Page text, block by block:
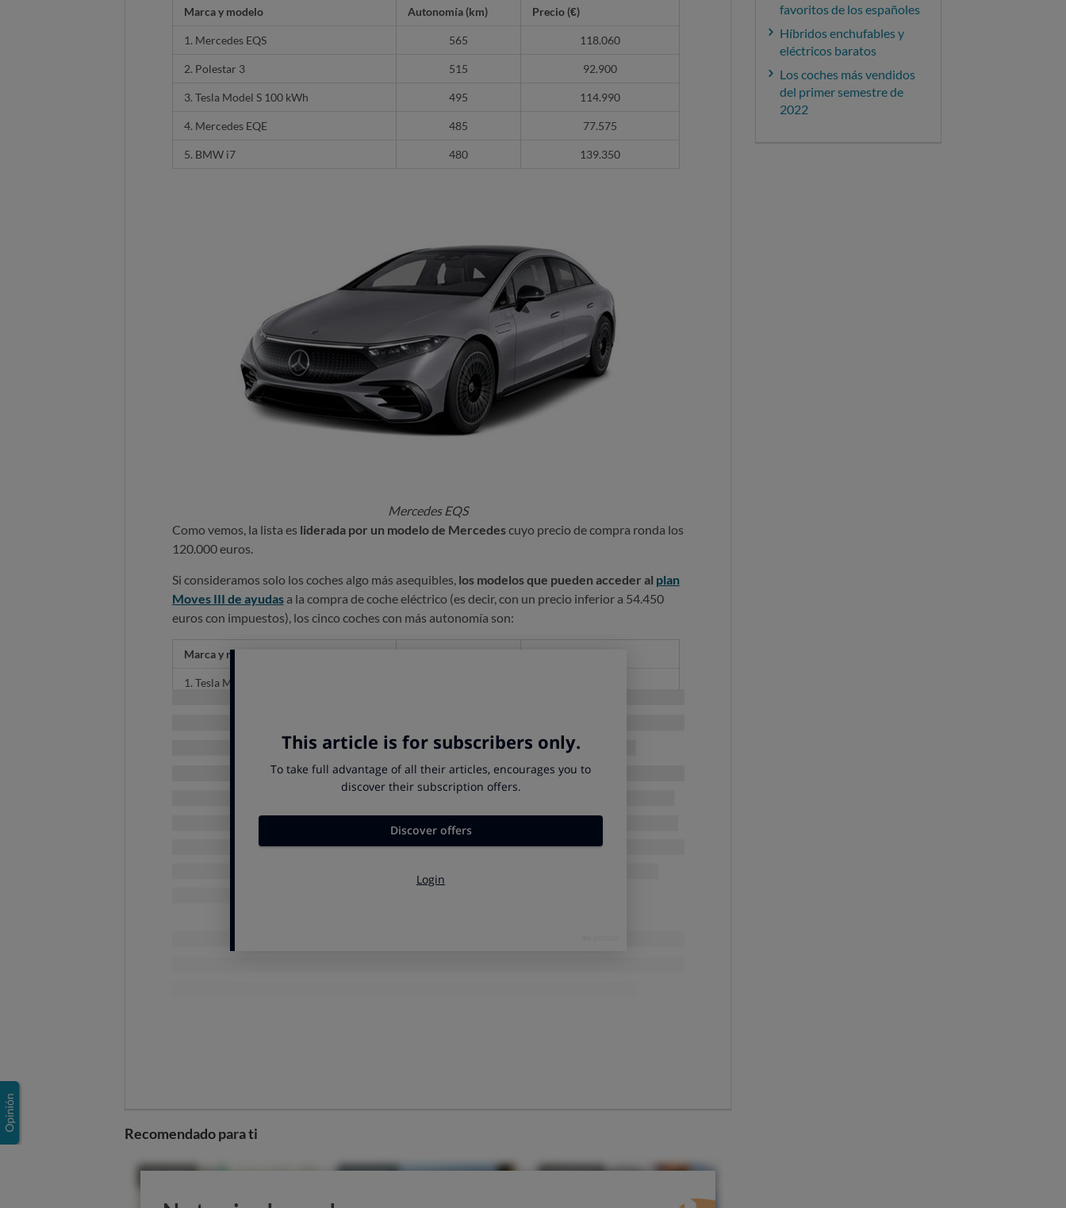
Marca y modelo Autonomía (km) Precio (€)
1. Mercedes EQS 565 118.060
2. Polestar 3 515 92.900
3. Tesla Model S 100 kWh 495 114.990
4. Mercedes EQE 485 77.575
5. BMW i7 480 139.350
Mercedes EQS
Como vemos, la lista es liderada por un modelo de Mercedescuyo precio de compra ronda los
120.000 euros.
Si consideramos solo los coches algo más asequibles, los modelos que pueden acceder al plan
Moves III de ayudas a la compra de coche eléctrico (es decir, con un precio inferior a 54.450
euros con impuestos), los cinco coches con más autonomía son:
Marca y modelo
1. Tesla Model 3 75 kWh
3. Cupra Born 77 kWh 425
4. Volvo XC40 78 kWh 405 50.900
405
Los coches con mejor relación precio/autonomía
Te ofrecemos una selección de coches eléctricos clasificados por categorías a partir del cociente
El mejor utilitario es
Entre los compactos, destaca elMG4 64 kWh(335 km)
Recomendado para ti
favoritos de los españoles
Híbridos enchufables y
eléctricos baratos
Los coches más vendidos
del primer semestre de
2022